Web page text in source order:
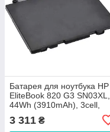
Батарея для ноутбука HP
EliteBook 820 G3 SN03XL,
44Wh (3910mAh), 3cell,
3 311 ₴